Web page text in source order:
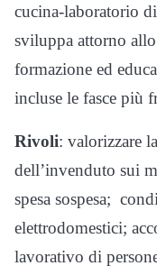
cucina-laboratorio
sviluppa attorno
formazione ed
incluse le fasce più
Rivoli: valorizzare
dell’invenduto sui
spesa sospesa;
elettrodomestici;
lavorativo di